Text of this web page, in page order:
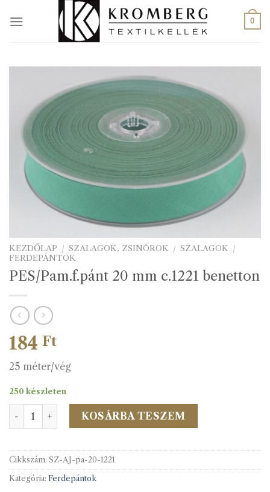
0
KEZDŐLAP / SZALAGOK, ZSINÓROK / SZALAGOK /
FERDEPÁNTOK
PES/Pam.f.pánt 20 mm c.1221 benetton
184 Ft
25 méter/vég
250 készleten
PES/Pam.f.pánt 20 mm c.1221 benetton mennyiség
KOSÁRBA TESZEM
Cikkszám: SZ-AJ-pa-20-1221
Kategória: Ferdepántok